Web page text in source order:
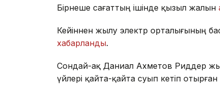
Бірнеше сағаттың ішінде қызыл жалын
Кейіннен жылу электр орталығының
хабарланды.
Сондай-ақ Даниал Ахметов Риддер
үйлері қайта-қайта суып кетіп